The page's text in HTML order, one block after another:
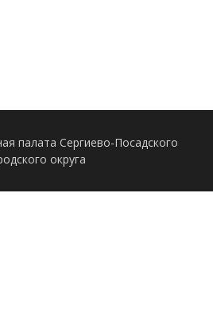
палата Сергиево-Посадского
округа